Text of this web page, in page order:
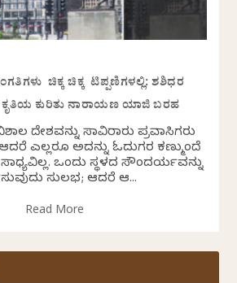
ಚಿಕ್ಕ ಚಿಕ್ಕ ಟಿಪ್ಪಣಿಗಳಲ್ಲಿ: ಶಶಿಧರ
ಕುರಿತು ನಾರಾಯಣ ಯಾಜಿ ಬರಹ
ದೇಶವನ್ನು ಸಾವಿರಾರು ಪ್ರವಾಸಿಗರು
ಎಲ್ಲರೂ ಅದನ್ನು ಓದುಗರ ಕಣ್ಮುಂದೆ
ಒಂದು ಸ್ಥಳದ ಸೌಂದರ್ಯವನ್ನು
ಸುಲಭ; ಆದರೆ ಆ...
Read More